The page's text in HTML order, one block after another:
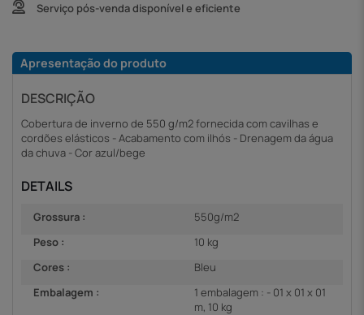
Serviço pós-venda disponível e eficiente
Apresentação do produto
DESCRIÇÃO
Cobertura de inverno de 550 g/m2 fornecida com cavilhas e
cordões elásticos - Acabamento com ilhós - Drenagem da água
da chuva - Cor azul/bege
DETAILS
Grossura :
550g/m2
Peso :
10 kg
Cores :
Bleu
Embalagem :
1 embalagem : - 01 x 01 x 01
m, 10 kg